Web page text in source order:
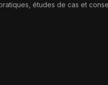
études de cas et